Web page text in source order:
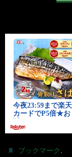
ブックマーク.